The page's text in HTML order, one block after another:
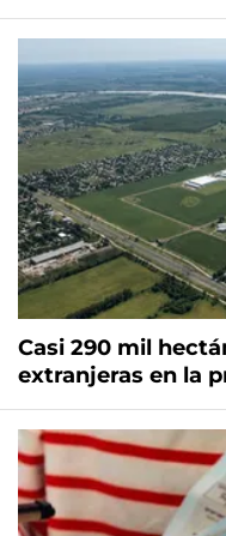
Casi 290 mil
extranjeras en la